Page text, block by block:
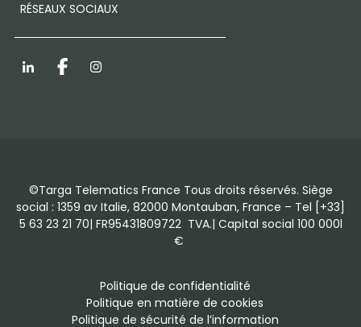
RÉSEAUX SOCIAUX
LinkedInFacebookInstagram
©Targa Telematics France Tous droits réservés. Siège
social : 1359 av Italie, 82000 Montauban, France – Tel [+33]
5 63 23 21 70| FR95431809722 TVA.| Capital social 100 000l
€
Politique de confidentialité
Politique en matière de cookies
Politique de sécurité de l’information